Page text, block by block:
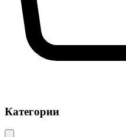
Категории